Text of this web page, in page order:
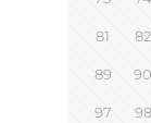
81 82
89 90
97 98